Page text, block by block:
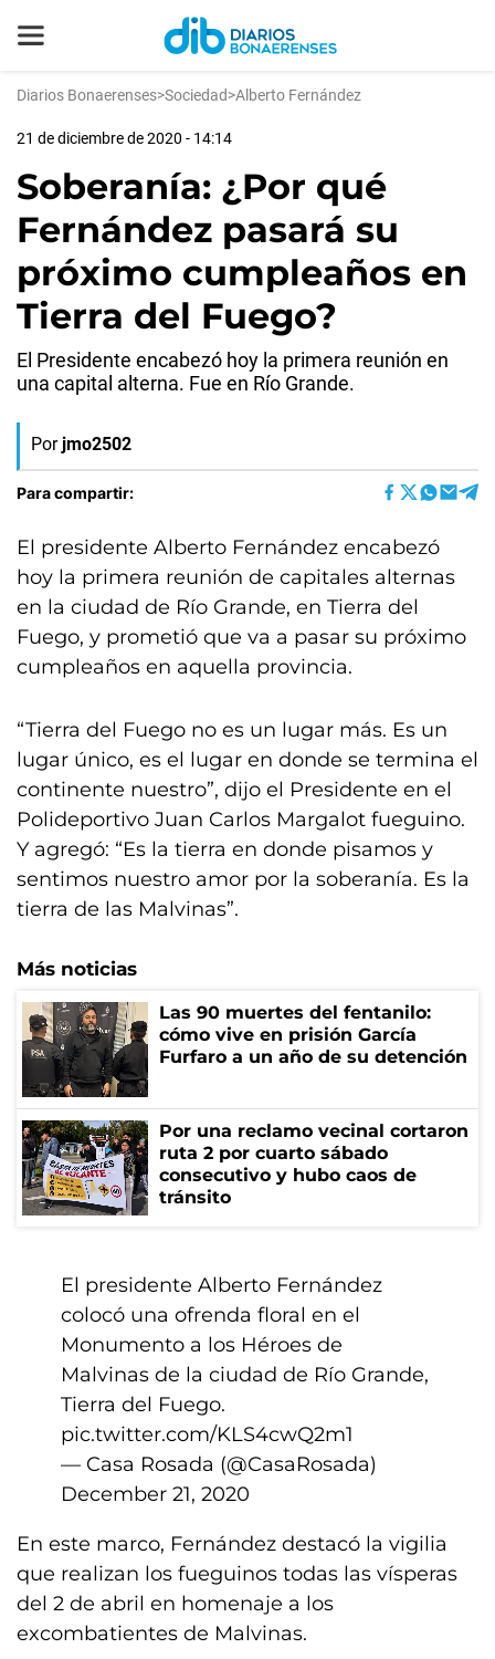
Diarios Bonaerenses>Sociedad>Alberto Fernández
21 de diciembre de 2020 - 14:14
Soberanía: ¿Por qué
Fernández pasará su
próximo cumpleaños en
Tierra del Fuego?
El Presidente encabezó hoy la primera reunión en
una capital alterna. Fue en Río Grande.
Por jmo2502
Para compartir:
El presidente Alberto Fernández encabezó
hoy la primera reunión de capitales alternas
en la ciudad de Río Grande, en Tierra del
Fuego, y prometió que va a pasar su próximo
cumpleaños en aquella provincia.
“Tierra del Fuego no es un lugar más. Es un
lugar único, es el lugar en donde se termina el
continente nuestro”, dijo el Presidente en el
Polideportivo Juan Carlos Margalot fueguino.
Y agregó: “Es la tierra en donde pisamos y
sentimos nuestro amor por la soberanía. Es la
tierra de las Malvinas”.
Más noticias
Las 90 muertes del fentanilo:
cómo vive en prisión García
Furfaro a un año de su detención
Por una reclamo vecinal cortaron
ruta 2 por cuarto sábado
consecutivo y hubo caos de
tránsito
El presidente Alberto Fernández
colocó una ofrenda floral en el
Monumento a los Héroes de
Malvinas de la ciudad de Río Grande,
Tierra del Fuego.
pic.twitter.com/KLS4cwQ2m1
— Casa Rosada (@CasaRosada)
December 21, 2020
En este marco, Fernández destacó la vigilia
que realizan los fueguinos todas las vísperas
del 2 de abril en homenaje a los
excombatientes de Malvinas.